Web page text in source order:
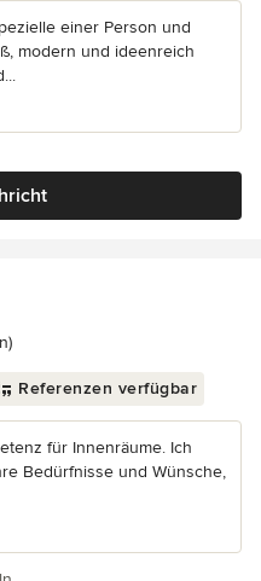
einer Person und
modern und ideenreich
von 5 Sternen
Referenzen verfügbar
für Innenräume. Ich
Bedürfnisse und Wünsche,